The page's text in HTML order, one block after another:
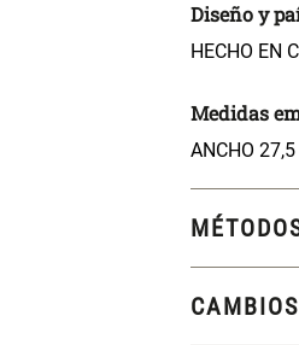
Diseño y
HECHO EN
Medidas
ANCHO